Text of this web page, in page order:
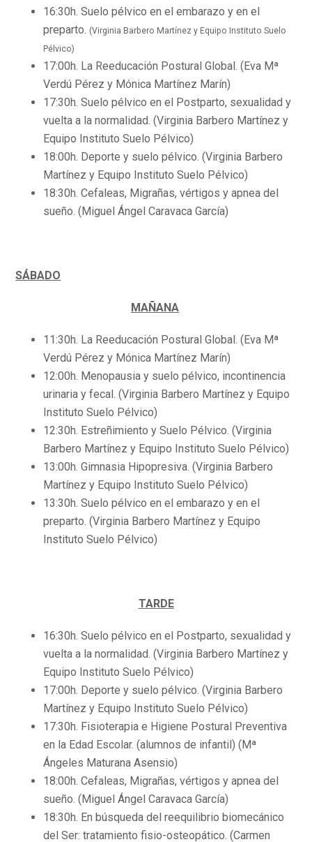
16:30h. Suelo pélvico en el embarazo y en el
preparto.
(Virginia Barbero Martínez y Equipo Instituto Suelo
Pélvico)
17:00h. La Reeducación Postural Global. (Eva Mª
Verdú Pérez y Mónica Martínez Marín)
17:30h. Suelo pélvico en el Postparto, sexualidad y
vuelta a la normalidad. (Virginia Barbero Martínez y
Equipo Instituto Suelo Pélvico)
18:00h. Deporte y suelo pélvico. (Virginia Barbero
Martínez y Equipo Instituto Suelo Pélvico)
18:30h. Cefaleas, Migrañas, vértigos y apnea del
sueño. (Miguel Ángel Caravaca García)
SÁBADO
MAÑANA
11:30h. La Reeducación Postural Global. (Eva Mª
Verdú Pérez y Mónica Martínez Marín)
12:00h. Menopausia y suelo pélvico, incontinencia
urinaria y fecal. (Virginia Barbero Martínez y Equipo
Instituto Suelo Pélvico)
12:30h. Estreñimiento y Suelo Pélvico. (Virginia
Barbero Martínez y Equipo Instituto Suelo Pélvico)
13:00h. Gimnasia Hipopresiva. (Virginia Barbero
Martínez y Equipo Instituto Suelo Pélvico)
13:30h. Suelo pélvico en el embarazo y en el
preparto. (Virginia Barbero Martínez y Equipo
Instituto Suelo Pélvico)
TARDE
16:30h. Suelo pélvico en el Postparto, sexualidad y
vuelta a la normalidad. (Virginia Barbero Martínez y
Equipo Instituto Suelo Pélvico)
17:00h. Deporte y suelo pélvico. (Virginia Barbero
Martínez y Equipo Instituto Suelo Pélvico)
17:30h. Fisioterapia e Higiene Postural Preventiva
en la Edad Escolar. (alumnos de infantil) (Mª
Ángeles Maturana Asensio)
18:00h. Cefaleas, Migrañas, vértigos y apnea del
sueño. (Miguel Ángel Caravaca García)
18:30h. En búsqueda del reequilibrio biomecánico
del Ser: tratamiento fisio-osteopático. (Carmen